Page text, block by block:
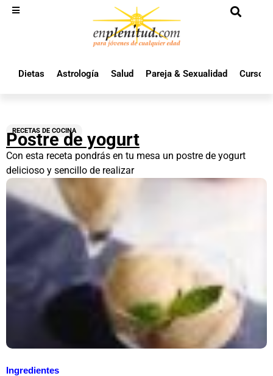
Dietas Astrología Salud Pareja & Sexualidad Cursos
RECETAS DE COCINA
Postre de yogurt
Con esta receta pondrás en tu mesa un postre de yogurt
delicioso y sencillo de realizar
Ingredientes